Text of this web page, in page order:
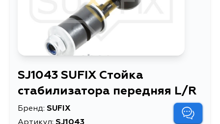
SJ1043 SUFIX Стойка
стабилизатора передняя L/R
Бренд: SUFIX